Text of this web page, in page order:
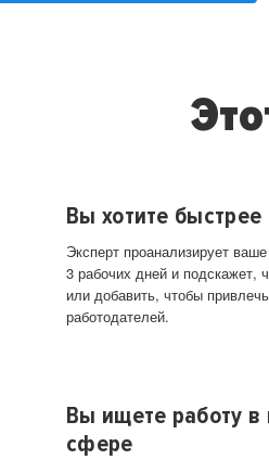
Вы хотите быстрее
Эксперт проанализирует
3 рабочих дней и подскажет,
или добавить, чтобы
работодателей.
Вы ищете работу в
сфере